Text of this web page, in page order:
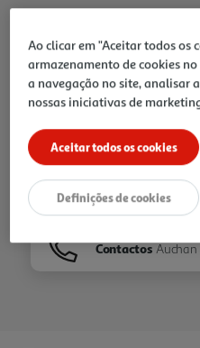
Ir para Homepage
Contactos Auchan
Ao clicar em "Aceitar todos os
armazenamento de cookies
a navegação no site, analisar
nossas iniciativas de
Aceitar todos os cookies
Definições de cookies